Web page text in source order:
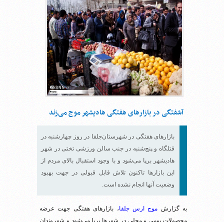
آشفتگی در بازارهای هفتگی هادیشهر موج می‌زند
بازارهای هفتگی در شهرستان‌جلفا در روز چهارشنبه در
قتلگاه و پنج‌شنبه در جنب سالن ورزشی تختی در شهر
هادیشهر برپا می‌شود و با وجود استقبال بالای مردم از
این بازارها تاکنون تلاش قابل قبولی در جهت بهبود
وضعیت آنها انجام نشده است.
به گزارش موج ارس جلفا، بازارهای هفتگی جهت عرضه
محصولات بومی و محلی در شهرها برپا می‌شود و شهروندان